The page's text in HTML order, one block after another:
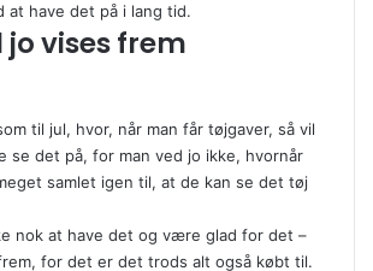
at have det på i lang tid.
jo vises frem
til jul, hvor, når man får tøjgaver, så vil
se det på, for man ved jo ikke, hvornår
samlet igen til, at de kan se det tøj
nok at have det og være glad for det –
for det er det trods alt også købt til.